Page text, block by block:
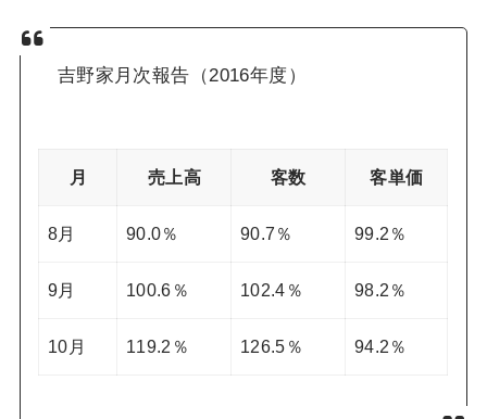
吉野家月次報告（2016年度）
月 売上高 客数 客単価
8月 90.0％ 90.7％ 99.2％
9月 100.6％ 102.4％ 98.2％
10月 119.2％ 126.5％ 94.2％